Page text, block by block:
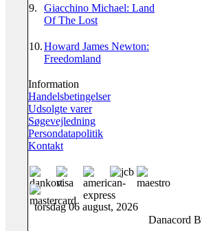
9.
Giacchino Michael: Land
Of The Lost
10.Howard James Newton:
Freedomland
Information
Handelsbetingelser
Udsolgte varer
Søgevejledning
Persondatapolitik
Kontakt
torsdag 06 august, 2026
Danacord